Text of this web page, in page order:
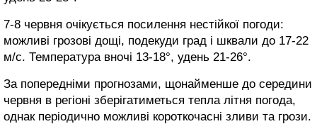
7-8 червня очікується посилення нестійкої погоди:
можливі грозові дощі, подекуди град і шквали до 17-22
м/с. Температура вночі 13-18°, удень 21-26°.
За попередніми прогнозами, щонайменше до середини
червня в регіоні зберігатиметься тепла літня погода,
однак періодично можливі короткочасні зливи та грози.